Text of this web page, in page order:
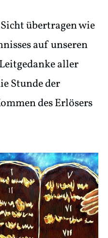
übertragen wie
auf unseren
aller
Stunde der
des Erlösers